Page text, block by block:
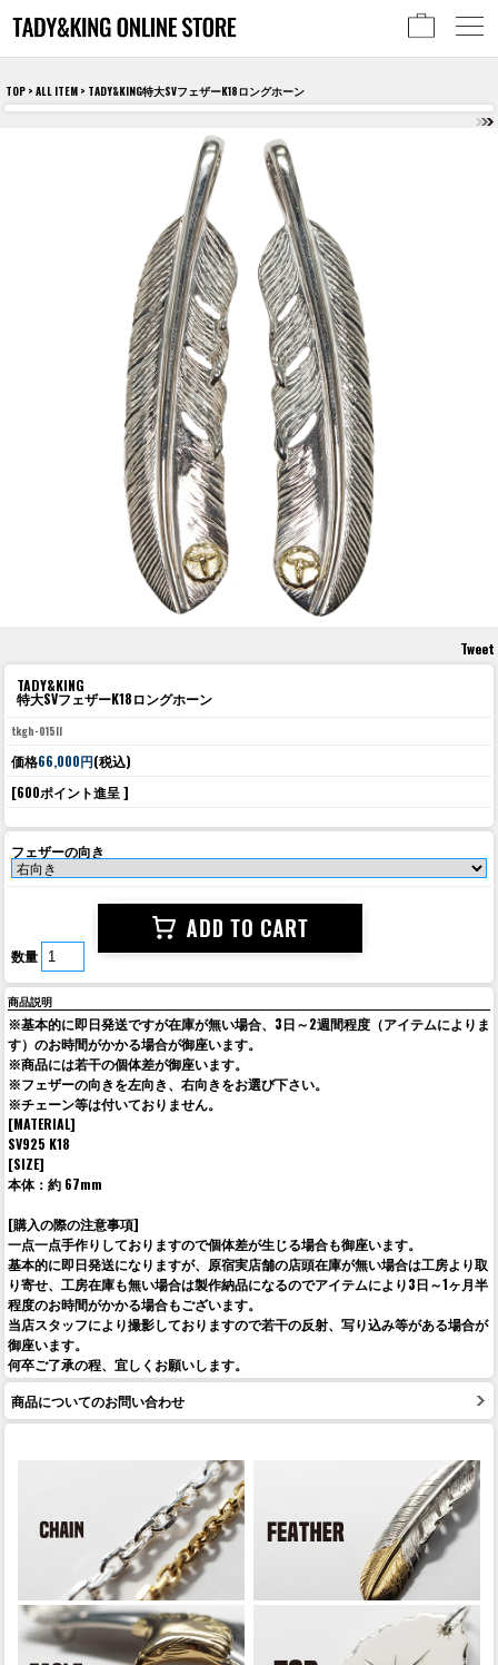
TOP > ALL ITEM > TADY&KING特大SVフェザーK18ロングホーン
Tweet
TADY&KING
特大SVフェザーK18ロングホーン
tkgh-015ll
価格66,000円(税込)
[600ポイント進呈 ]
フェザーの向き
数量
商品説明
※基本的に即日発送ですが在庫が無い場合、3日～2週間程度（アイテムによりま
す）のお時間がかかる場合が御座います。
※商品には若干の個体差が御座います。
※フェザーの向きを左向き、右向きをお選び下さい。
※チェーン等は付いておりません。
[MATERIAL]
SV925 K18
[SIZE]
本体：約 67mm
[購入の際の注意事項]
一点一点手作りしておりますので個体差が生じる場合も御座います。
基本的に即日発送になりますが、原宿実店舗の店頭在庫が無い場合は工房より取
り寄せ、工房在庫も無い場合は製作納品になるのでアイテムにより3日～1ヶ月半
程度のお時間がかかる場合もございます。
当店スタッフにより撮影しておりますので若干の反射、写り込み等がある場合が
御座います。
何卒ご了承の程、宜しくお願いします。
商品についてのお問い合わせ